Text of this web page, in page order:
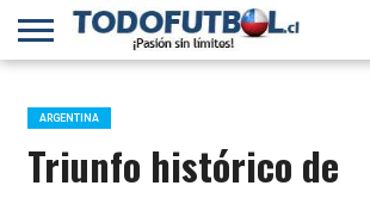
PRIMERA
B
SELECCIÓN
CHILENA
CHILENOS
EN EL
MUNDO
FÚTBOL
INTERNACIONAL
ARGENTINA
Triunfo histórico de